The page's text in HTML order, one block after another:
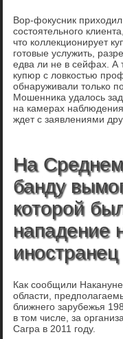
Вор-фокусник
состоятельного
что коллекционирует
готовые услужить,
едва ли не в сейфах. А
купюр с ловкостью
обнаруживали только
Мошенника удалось
на камерах
ждет с заявлениями
На
банду
которой
нападение
иностранец
Как сообщили
области,
ближнего зарубежья
в том числе, за
Сагра в 2011 году.